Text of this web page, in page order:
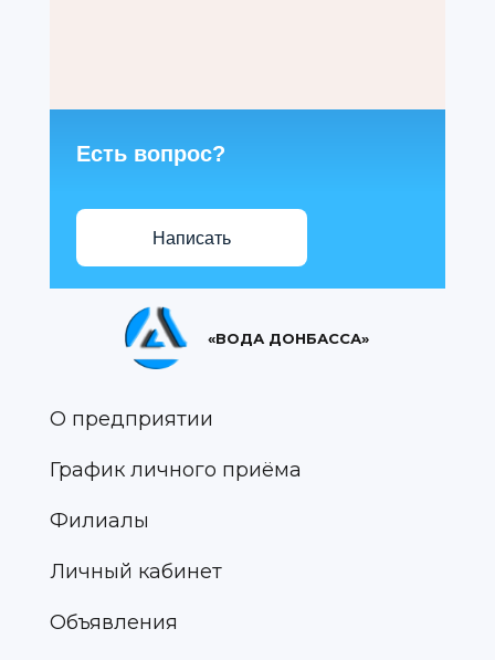
Есть вопрос?
Написать
«ВОДА ДОНБАССА»
О предприятии
График личного приёма
Филиалы
Личный кабинет
Объявления